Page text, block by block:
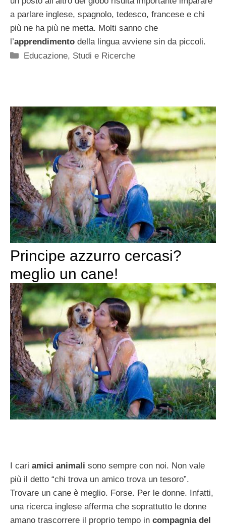
a parlare inglese, spagnolo, tedesco, francese e chi
più ne ha più ne metta. Molti sanno che
l’apprendimento della lingua avviene sin da piccoli.
Categorie
Educazione, Studi e Ricerche
Principe azzurro cercasi?
meglio un cane!
I cari amici animali sono sempre con noi. Non vale
più il detto “chi trova un amico trova un tesoro”.
Trovare un cane è meglio. Forse. Per le donne. Infatti,
una ricerca inglese afferma che soprattutto le donne
amano trascorrere il proprio tempo in compagnia del